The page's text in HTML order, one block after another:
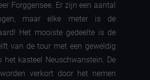
Forggensee. Er zijn een aantal
maar elke meter is de
Het mooiste gedeelte is de
van de tour met een geweldig
het kasteel Neuschwanstein. De
verkort door het nemen